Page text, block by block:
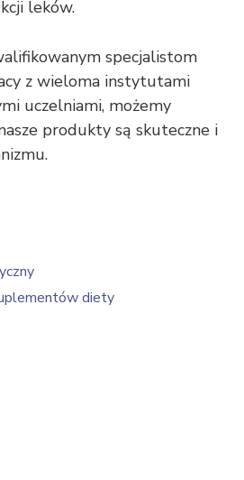
leków.
specjalistom
z wieloma instytutami
uczelniami, możemy
produkty są skuteczne i
diety